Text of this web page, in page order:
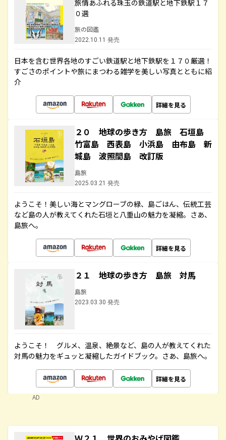
旅情あふれる珠玉の鉄道駅と地下鉄駅１７
０選
旅の図鑑
2022.10.11 発売
日本を含む世界各地のすごい鉄道駅と地下鉄駅を１７０厳選！
すごさのポイントや旅にまつわる雑学を美しい写真とともに紹
介
詳細を見る
２０ 地球の歩き方 島旅 石垣島
竹富島 西表島 小浜島 由布島 新
城島 波照間島 改訂版
島旅
2025.03.21 発売
ようこそ！美しい海とマングローブの緑、島ごはん、伝統工芸
など島の人が教えてくれた石垣と八重山の魅力を凝縮。さあ、
島旅へ。
詳細を見る
２１ 地球の歩き方 島旅 対馬
島旅
2023.03.30 発売
ようこそ！ グルメ、温泉、絶景など、島の人が教えてくれた
対馬の魅力をギュッと凝縮したガイドブック。さあ、島旅へ。
詳細を見る
AD